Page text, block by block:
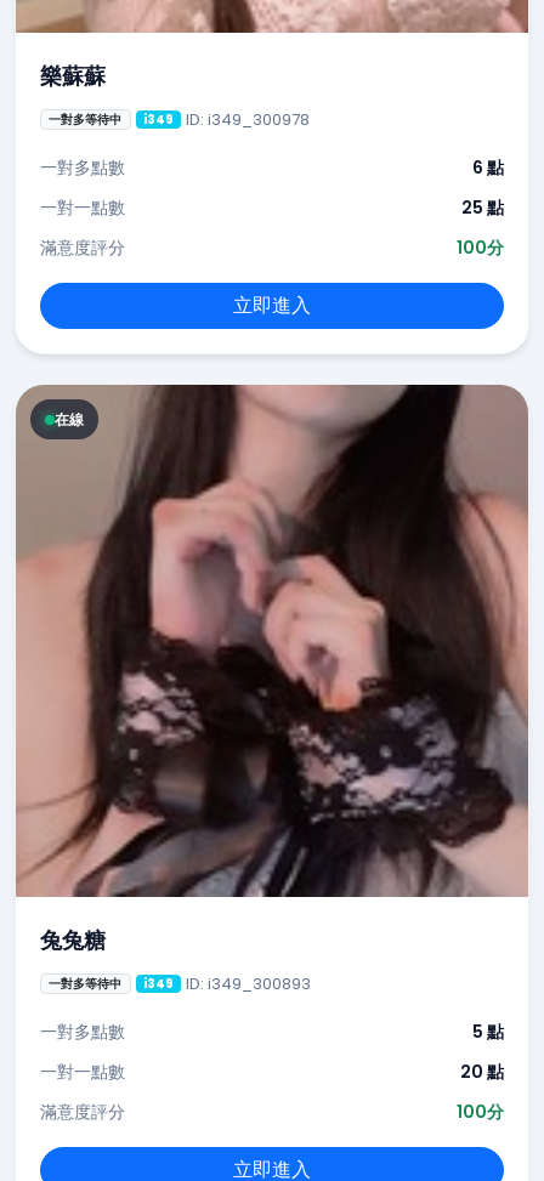
樂蘇蘇
一對多等待中 i349 ID: i349_300978
一對多點數
6 點
一對一點數
25 點
滿意度評分
100分
立即進入
在線
兔兔糖
一對多等待中 i349 ID: i349_300893
一對多點數
5 點
一對一點數
20 點
滿意度評分
100分
立即進入